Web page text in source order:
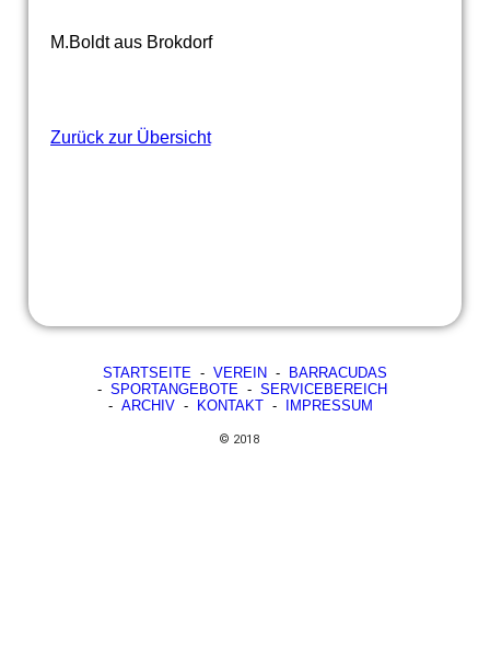
M.Boldt aus Brokdorf
Zurück zur Übersicht
STARTSEITE - VEREIN -
BARRACUDAS
-SPORTANGEBOTE -SERVICEBEREICH
- ARCHIV- KONTAKT- IMPRESSUM
© 2018